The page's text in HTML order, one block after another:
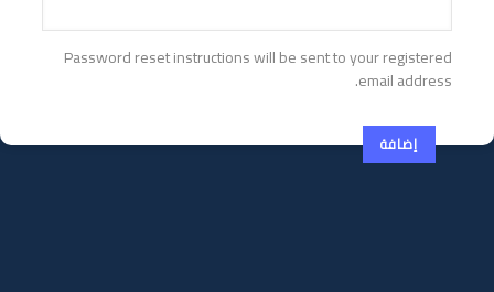
Password reset instructions will be sent to your registered
email address.